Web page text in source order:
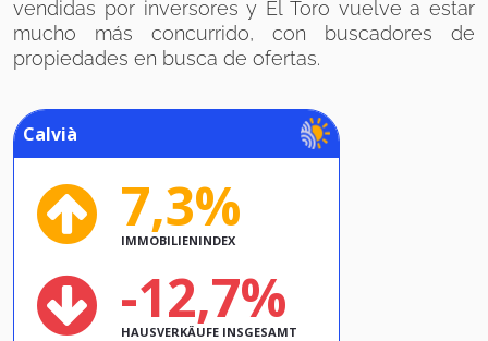
vendidas por inversores y El Toro vuelve a estar
mucho más concurrido, con buscadores de
propiedades en busca de ofertas.
Calvià
7,3%
IMMOBILIENINDEX
-12,7%
HAUSVERKÄUFE INSGESAMT